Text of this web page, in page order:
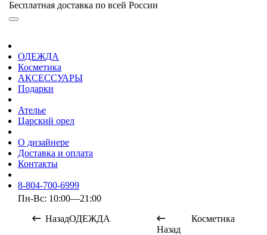
Бесплатная доставка по всей России
ОДЕЖДА
Косметика
АКСЕССУАРЫ
Подарки
Ателье
Царский орел
О дизайнере
Доставка и оплата
Контакты
8-804-700-6999
Пн-Вс: 10:00—21:00
НазадОДЕЖДА
Назад
Косметика